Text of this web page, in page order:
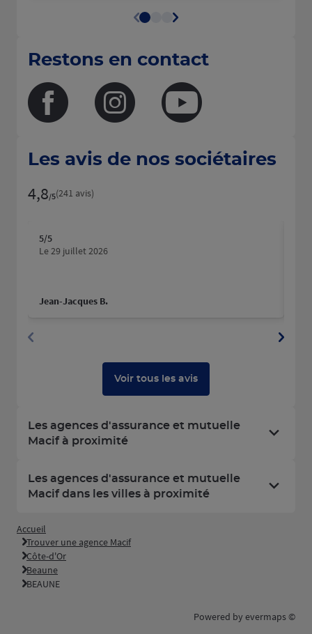
Restons en contact
Facebook Instagram Youtube
Les avis de nos sociétaires
4,8/5Note de 4.8 sur 5
(241 avis)
5/5
Le 29 juillet 2026
Jean-Jacques B.
Voir tous les avis
Les agences d'assurance et mutuelle
Macif à proximité
Les agences d'assurance et mutuelle
Macif dans les villes à proximité
Accueil
Trouver une agence Macif
Côte-d'Or
Beaune
BEAUNE
Powered by evermaps ©